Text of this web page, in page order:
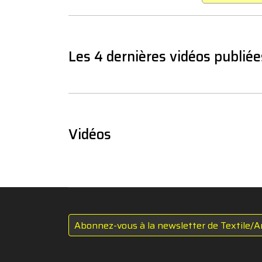
Les 4 dernières vidéos
Vidéos
Abonnez-vous à la newsletter de Textile/